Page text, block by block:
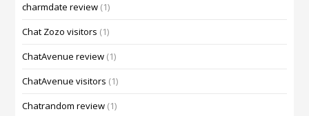
charmdate review (1)
Chat Zozo visitors (1)
ChatAvenue review (1)
ChatAvenue visitors (1)
Chatrandom review (1)